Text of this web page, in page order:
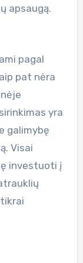
apsaugą.
pagal
pat nėra
yra
galimybę
Visai
investuoti į